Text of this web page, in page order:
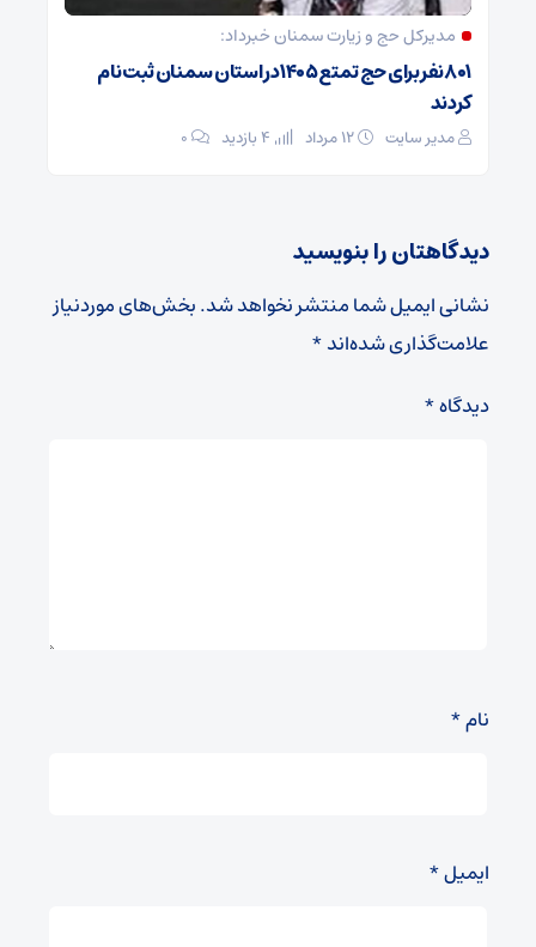
مدیرکل حج و زیارت ‌سمنان خبرداد:
۸۰۱ نفر برای حج تمتع ۱۴۰۵ در استان سمنان ثبت نام
کردند
مدیر سایت ۰
دیدگاهتان را بنویسید
نشانی ایمیل شما منتشر نخواهد شد.بخش‌های موردنیاز
علامت‌گذاری شده‌اند*
دیدگاه*
نام*
ایمیل*